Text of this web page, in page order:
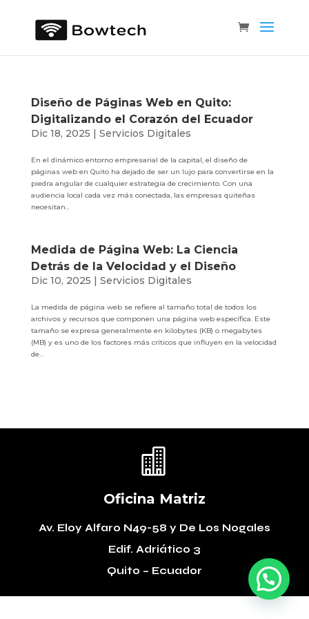
Diseño de Páginas Web en Quito:
Digitalizando el Corazón del Ecuador
Dic 18, 2025 | Servicios Digitales
En el dinámico entorno empresarial de la capital, el diseño de
páginas web en Quito ha dejado de ser un lujo para convertirse en la
piedra angular de cualquier estrategia de crecimiento. Con una
audiencia local cada vez más conectada, las empresas quiteñas
necesitan...
Medida de Página Web: La Ciencia
Detrás de la Velocidad y el Diseño
Dic 10, 2025 | Servicios Digitales
La medida de página web se refiere al tamaño total de todos los
archivos y recursos que componen una página web específica. Este
tamaño se expresa generalmente en kilobytes (KB) o megabytes
(MB) y es uno de los factores más críticos que influyen en la velocidad
de...

Oficina Matriz
Av. Eloy Alfaro N49-58 y De Los Nogales
Edif. Adriático 3
Quito – Ecuador